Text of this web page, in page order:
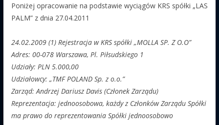
Poniżej opracowanie na podstawie wyciągów KRS spółki „LAS
PALM” z dnia 27.04.2011
24.02.2009 (1) Rejestracja w KRS spółki „MOLLA SP. Z O.O”
Adres: 00-078 Warszawa, Pl. Piłsudskiego 1
Udziały: PLN 5.000,00
Udziałowcy: „TMF POLAND Sp. z o.o.”
Zarząd: Andrzej Dariusz Davis (Członek Zarządu)
Reprezentacja: jednoosobowa, każdy z Członków Zarządu Spółki
ma prawo do reprezentowania Spółki jednoosobowo